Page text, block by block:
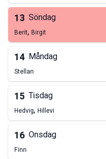
13 Söndag
Berit, Birgit
14 Måndag
Stellan
15 Tisdag
Hedvig, Hillevi
16 Onsdag
Finn